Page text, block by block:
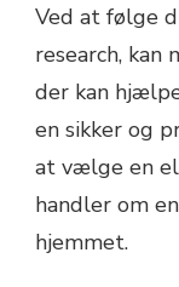
Ved at følge
research,
der kan
en sikker og
at vælge en
handler om
hjemmet.